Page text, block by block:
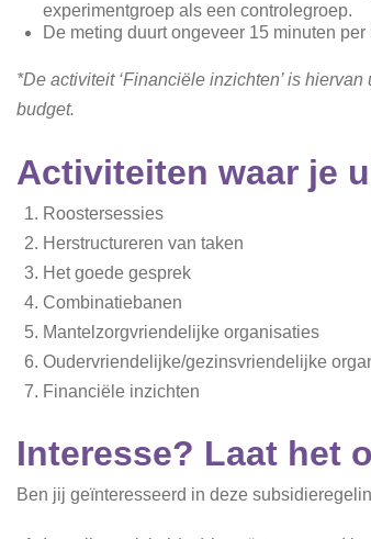
experimentgroep als een controlegroep.
De meting duurt ongeveer 15 minuten
*De activiteit ‘Financiële inzichten’ is
budget.
Activiteiten waar je
Roostersessies
Herstructureren van taken
Het goede gesprek
Combinatiebanen
Mantelzorgvriendelijke organisaties
Oudervriendelijke/gezinsvriendelijke
Financiële inzichten
Interesse? Laat het
Ben jij geïnteresseerd in deze